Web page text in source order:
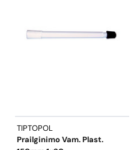
TIPTOPOL
Prailginimo Vam. Plast.